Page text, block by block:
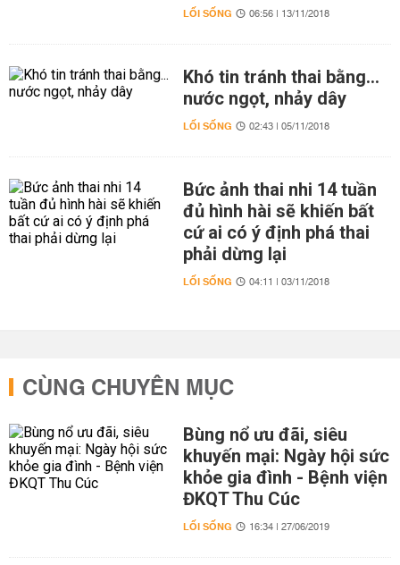
LỐI SỐNG 06:56 | 13/11/2018
Khó tin tránh thai bằng...
nước ngọt, nhảy dây
LỐI SỐNG 02:43 | 05/11/2018
Bức ảnh thai nhi 14 tuần
đủ hình hài sẽ khiến bất
cứ ai có ý định phá thai
phải dừng lại
LỐI SỐNG 04:11 | 03/11/2018
CÙNG CHUYÊN MỤC
Bùng nổ ưu đãi, siêu
khuyến mại: Ngày hội sức
khỏe gia đình - Bệnh viện
ĐKQT Thu Cúc
LỐI SỐNG 16:34 | 27/06/2019